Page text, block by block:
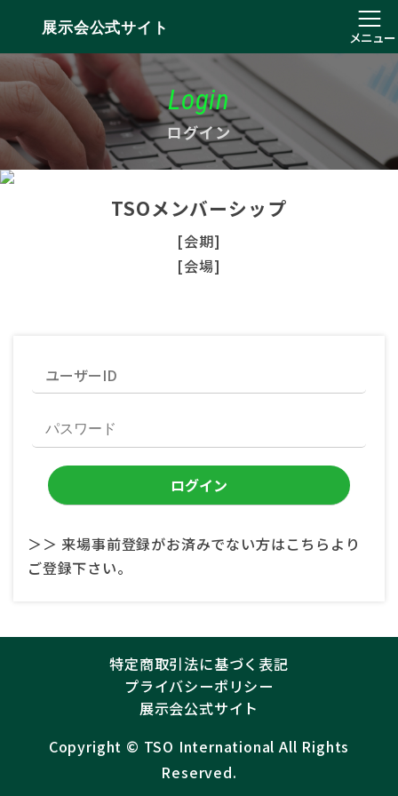
展示会公式サイト
メニュー
Login
ログイン
TSOメンバーシップ
[会期]
[会場]
＞＞ 来場事前登録がお済みでない方はこちらより
ご登録下さい。
特定商取引法に基づく表記
プライバシーポリシー
展示会公式サイト
Copyright ©︎ TSO International All Rights
Reserved.